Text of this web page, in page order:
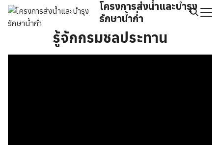
Skip
โครงการส่งน้ำและบำรุง
รักษาน้ำก่ำ
Search
รู้จักกรมชลประทาน